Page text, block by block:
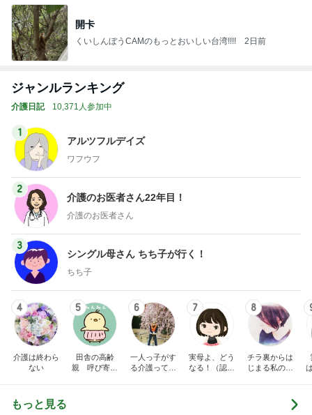
開卡
くいしんぼうCAMのもっとおいしい台湾!!!! 2日前
ジャンルランキング
介護日記 10,371人参加中
1
アルツフルデイズ
ワフウフ
2
介護のお医者さん22年目！
介護のお医者さん
3
シングル母さん ちち子が行く！
ちち子
4
介護は終わら
ない
5
田舎の高齢
親 呼び寄せ
6
一人っ子がす
る介護ってこ
7
実母よ、どう
なる！（認知
8
チラ裏からは
じまる私の日
もっと見る